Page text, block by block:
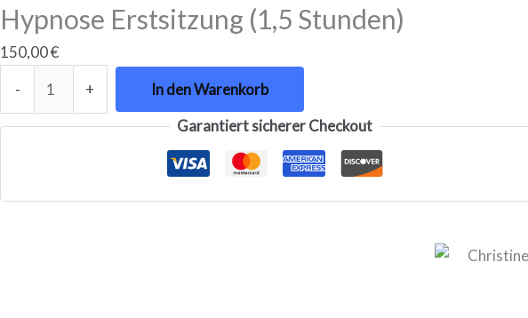
Hypnose Erstsitzung (1,5 Stunden)
150,00€
-
+
In den Warenkorb
Garantiert sicherer Checkout